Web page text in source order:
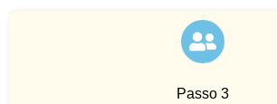
Passo 3